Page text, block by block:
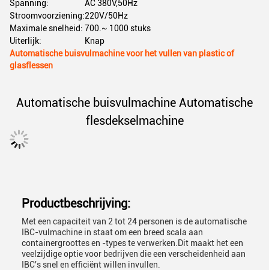
Spanning:
AC 380V,50Hz
Stroomvoorziening:220V/50Hz
Maximale snelheid: 700.~ 1000 stuks
Uiterlijk:
Knap
Automatische buisvulmachine voor het vullen van plastic of
glasflessen
Automatische buisvulmachine Automatische
flesdekselmachine
Productbeschrijving:
Met een capaciteit van 2 tot 24 personen is de automatische
IBC-vulmachine in staat om een breed scala aan
containergroottes en -types te verwerken.Dit maakt het een
veelzijdige optie voor bedrijven die een verscheidenheid aan
IBC's snel en efficiënt willen invullen.